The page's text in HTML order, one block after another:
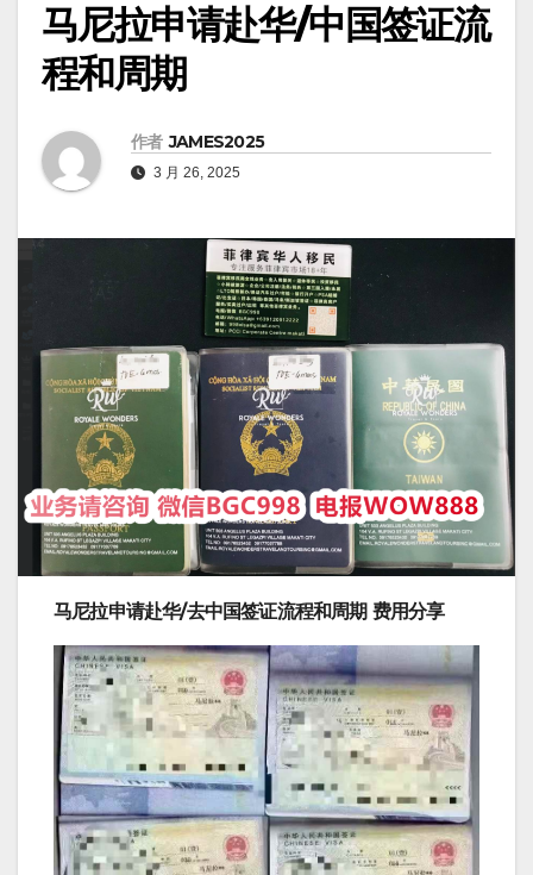
马尼拉申请赴华/中国签证流
程和周期
作者 JAMES2025
3 月 26, 2025
马尼拉申请赴华/去中国签证流程和周期 费用分享